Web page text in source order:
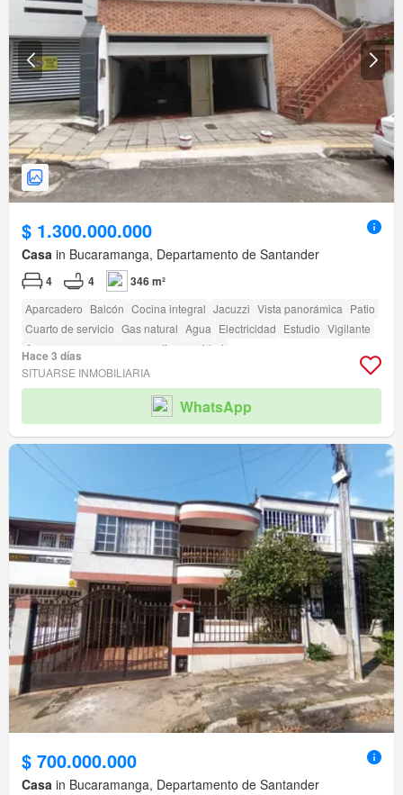
$ 1.300.000.000
Casa in Bucaramanga, Departamento de Santander
4 4 346 m²
Aparcadero Balcón Cocina integral Jacuzzi Vista panorámica Patio
Cuarto de servicio Gas natural Agua Electricidad Estudio Vigilante
Acceso para personas con discapacidad
Hace 3 días
SITUARSE INMOBILIARIA
WhatsApp
$ 700.000.000
Casa in Bucaramanga, Departamento de Santander